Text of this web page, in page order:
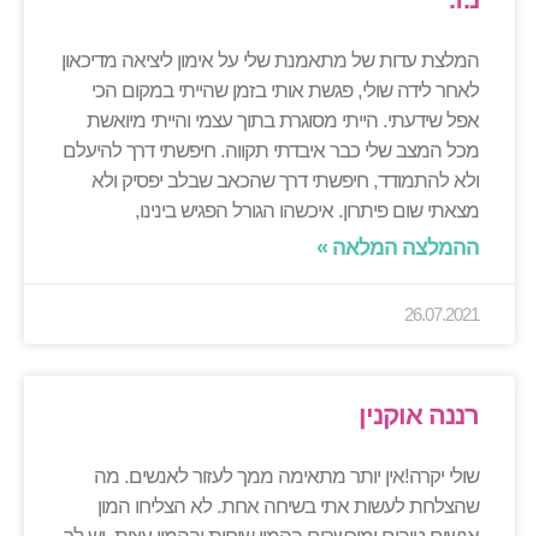
המלצת עדות של מתאמנת שלי על אימון ליציאה מדיכאון
לאחר לידה שולי, פגשת אותי בזמן שהייתי במקום הכי
אפל שידעתי. הייתי מסוגרת בתוך עצמי והייתי מיואשת
מכל המצב שלי כבר איבדתי תקווה. חיפשתי דרך להיעלם
ולא להתמודד, חיפשתי דרך שהכאב שבלב יפסיק ולא
מצאתי שום פיתרון. איכשהו הגורל הפגיש בינינו,
ההמלצה המלאה »
26.07.2021
רננה אוקנין
שולי יקרה!אין יותר מתאימה ממך לעזור לאנשים. מה
שהצלחת לעשות אתי בשיחה אחת. לא הצליחו המון